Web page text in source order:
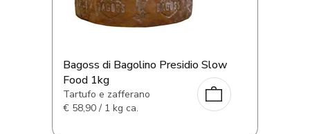
Bagoss di Bagolino Presidio Slow
Food 1kg
Tartufo e zafferano
€ 58,90 / 1 kg ca.